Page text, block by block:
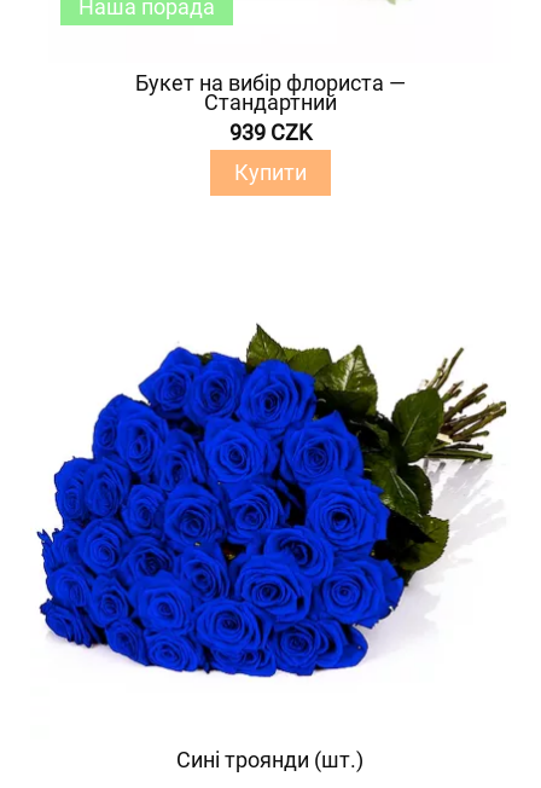
Букет на вибір флориста —
Стандартний
939 CZK
Купити
Наша порада
Сині троянди (шт.)